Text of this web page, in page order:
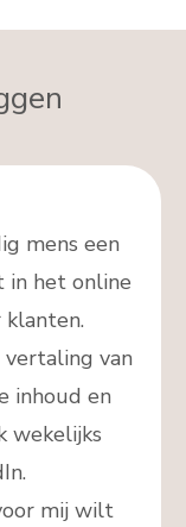
mens een
in het online
klanten.
van
inhoud en
wekelijks
mij wilt